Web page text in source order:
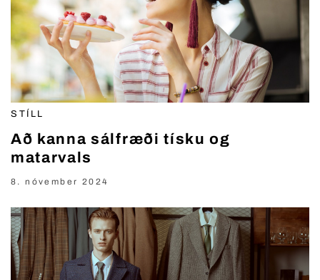
STÍLL
Að kanna sálfræði tísku og
matarvals
8. nóvember 2024